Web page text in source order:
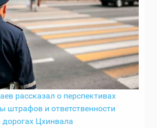
рассказал о перспективах
штрафов и ответственности
Цхинвала